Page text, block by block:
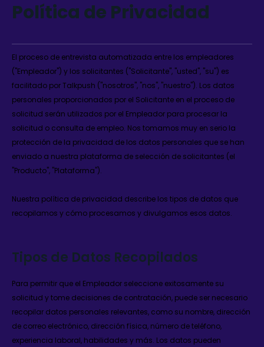
Política de Privacidad
El proceso de entrevista automatizada entre los empleadores
("Empleador") y los solicitantes ("Solicitante", "usted", "su") es
facilitado por Talkpush ("nosotros", "nos", "nuestro"). Los datos
personales proporcionados por el Solicitante en el proceso de
solicitud serán utilizados por el Empleador para procesar la
solicitud o consulta de empleo. Nos tomamos muy en serio la
protección de la privacidad de los datos personales que se han
enviado a nuestra plataforma de selección de solicitantes (el
"Producto", "Plataforma").
Nuestra política de privacidad describe los tipos de datos que
recopilamos y cómo procesamos y divulgamos esos datos.
Tipos de Datos Recopilados
Para permitir que el Empleador seleccione exitosamente su
solicitud y tome decisiones de contratación, puede ser necesario
recopilar datos personales relevantes, como su nombre, dirección
de correo electrónico, dirección física, número de teléfono,
experiencia laboral, habilidades y más. Los datos pueden